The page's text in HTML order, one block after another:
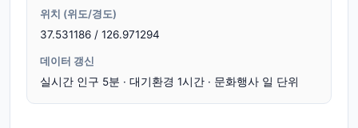
위치 (위도/경도)
37.531186 / 126.971294
데이터 갱신
실시간 인구 5분 · 대기환경 1시간 · 문화행사 일 단위